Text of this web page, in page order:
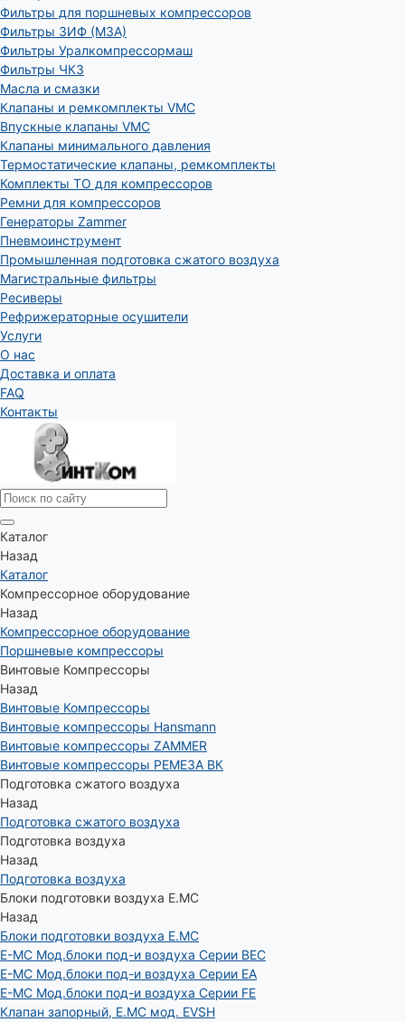
Фильтры для поршневых компрессоров
Фильтры ЗИФ (МЗА)
Фильтры Уралкомпрессормаш
Фильтры ЧКЗ
Масла и смазки
Клапаны и ремкомплекты VMC
Впускные клапаны VMC
Клапаны минимального давления
Термостатические клапаны, ремкомплекты
Комплекты ТО для компрессоров
Ремни для компрессоров
Генераторы Zammer
Пневмоинструмент
Промышленная подготовка сжатого воздуха
Магистральные фильтры
Ресиверы
Рефрижераторные осушители
Услуги
О нас
Доставка и оплата
FAQ
Контакты
Каталог
Назад
Каталог
Компрессорное оборудование
Назад
Компрессорное оборудование
Поршневые компрессоры
Винтовые Компрессоры
Назад
Винтовые Компрессоры
Винтовые компрессоры Hansmann
Винтовые компрессоры ZAMMER
Винтовые компрессоры РЕМЕЗА ВК
Подготовка сжатого воздуха
Назад
Подготовка сжатого воздуха
Подготовка воздуха
Назад
Подготовка воздуха
Блоки подготовки воздуха E.MC
Назад
Блоки подготовки воздуха E.MC
E-MC Мод.блоки под-и воздуха Серии BEC
E-MC Мод.блоки под-и воздуха Серии EA
E-MC Мод.блоки под-и воздуха Серии FE
Клапан запорный, E.MC мод. EVSH